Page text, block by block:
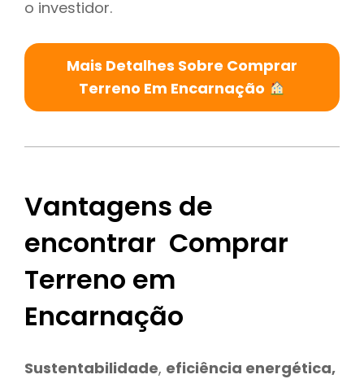
o investidor.
Mais Detalhes Sobre Comprar
Terreno Em Encarnação
Vantagens de
encontrar Comprar
Terreno em
Encarnação
Sustentabilidade, eficiência energética,